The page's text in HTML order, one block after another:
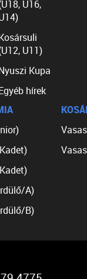
U16,
U11)
Kupa
hírek
A)
B)